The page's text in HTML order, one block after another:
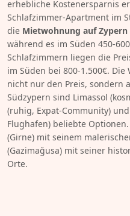
erhebliche Kostenersparnis
Schlafzimmer-Apartment im
die Mietwohnung auf Zypern
während es im Süden 450-
Schlafzimmern liegen die
im Süden bei 800-1.500€.
nicht nur den Preis, sondern
Südzypern sind Limassol
(ruhig, Expat-Community)
Flughafen) beliebte
(Girne) mit seinem
(Gazimağusa) mit seiner
Orte.